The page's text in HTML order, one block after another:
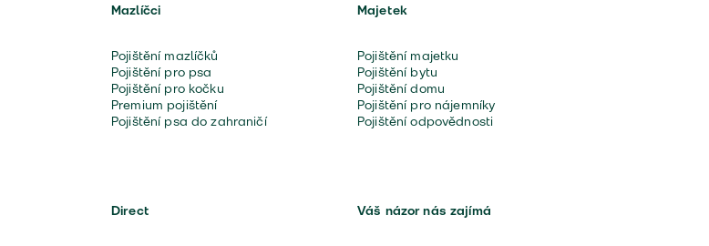
Mazlíčci
Pojištění mazlíčků
Pojištění pro psa
Pojištění pro kočku
Premium pojištění
Pojištění psa do zahraničí
Majetek
Pojištění majetku
Pojištění bytu
Pojištění domu
Pojištění pro nájemníky
Pojištění odpovědnosti
Direct Váš názor nás zajímá